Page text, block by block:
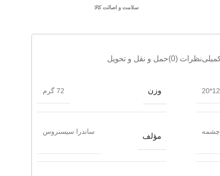
سلامت و اصالت کالا
نظرات (0) حمل و نقل و تحویل
12*20 وزن 72 گرم
چشمه
مؤلف
ساندرا سیسنروس